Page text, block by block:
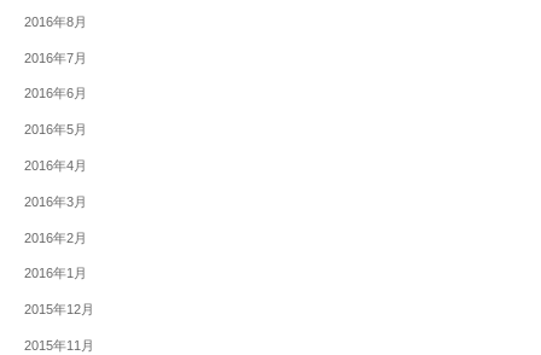
2016年8月
2016年7月
2016年6月
2016年5月
2016年4月
2016年3月
2016年2月
2016年1月
2015年12月
2015年11月